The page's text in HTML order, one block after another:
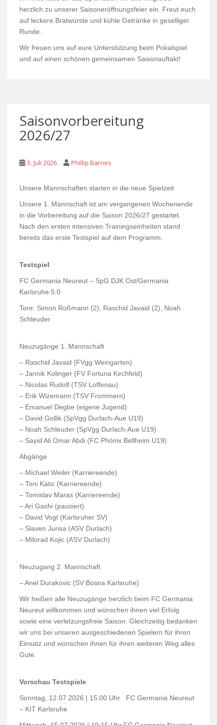
herzlich zu unserer Saisoneröffnungsfeier ein. Freut euch
auf leckere Bratwürste und kühle Getränke in geselliger
Runde.
Wir freuen uns auf eure Unterstützung beim Pokalspiel
und auf einen schönen gemeinsamen Saisonauftakt!
Saisonvorbereitung
2026/27
5. Juli 2026 Phillip Barnes
Unsere Mannschaften starten in die neue Spielzeit
Unsere 1. Mannschaft ist am vergangenen Wochenende
in die Vorbereitung auf die Saison 2026/27 gestartet.
Nach den ersten intensiven Trainingseinheiten stand
bereits das erste Testspiel auf dem Programm.
Testspiel
FC Germania Neureut – SpG DJK Ost/Germania
Karlsruhe 5:0
Tore: Simon Roßmann (2), Raschid Javaid (2), Noah
Schleuder
Neuzugänge 1. Mannschaft
– Raschid Javaid (FVgg Weingarten)
– Jannik Kolinger (FV Fortuna Kirchfeld)
– Nicolas Rudolf (TSV Loffenau)
– Erik Wizemann (TSV Frommern)
– Emanuel Degbe (eigene Jugend)
– David Gollik (SpVgg Durlach-Aue U19)
– Noah Schleuder (SpVgg Durlach-Aue U19)
– Sayid Ali Omar Abdi (FC Phönix Bellheim U19)
Abgänge
– Michael Weiler (Karriereende)
– Toni Katic (Karriereende)
– Tomislav Maras (Karriereende)
– Ari Gashi (pausiert)
– David Vogt (Karlsruher SV)
– Slaven Jurisa (ASV Durlach)
– Milorad Kojic (ASV Durlach)
Neuzugang 2. Mannschaft
– Anel Durakovic (SV Bosna Karlsruhe)
Wir heißen alle Neuzugänge herzlich beim FC Germania
Neureut willkommen und wünschen ihnen viel Erfolg
sowie eine verletzungsfreie Saison. Gleichzeitig bedanken
wir uns bei unseren ausgeschiedenen Spielern für ihren
Einsatz und wünschen ihnen für ihren weiteren Weg alles
Gute.
Vorschau Testspiele
Sonntag, 12.07.2026 | 15:00 Uhr
FC Germania Neureut
– KIT Karlsruhe